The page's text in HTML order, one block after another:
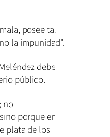
posee tal
la impunidad".
debe
público.
no
porque en
plata de los